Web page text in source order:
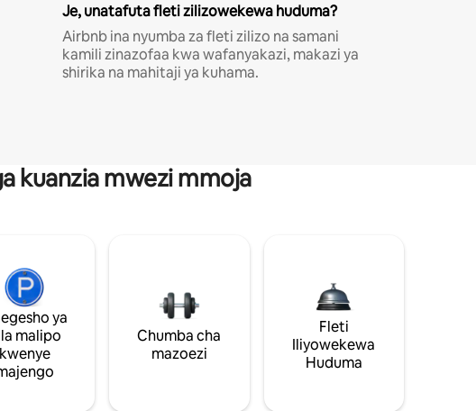
Je, unatafuta fleti zilizowekewa huduma?
Airbnb ina nyumba za fleti zilizo na samani
kamili zinazofaa kwa wafanyakazi, makazi ya
shirika na mahitaji ya kuhama.
kuanzia mwezi mmoja
ya
malipo
kwenye
Chumba cha
mazoezi
Fleti
Iliyowekewa
Huduma